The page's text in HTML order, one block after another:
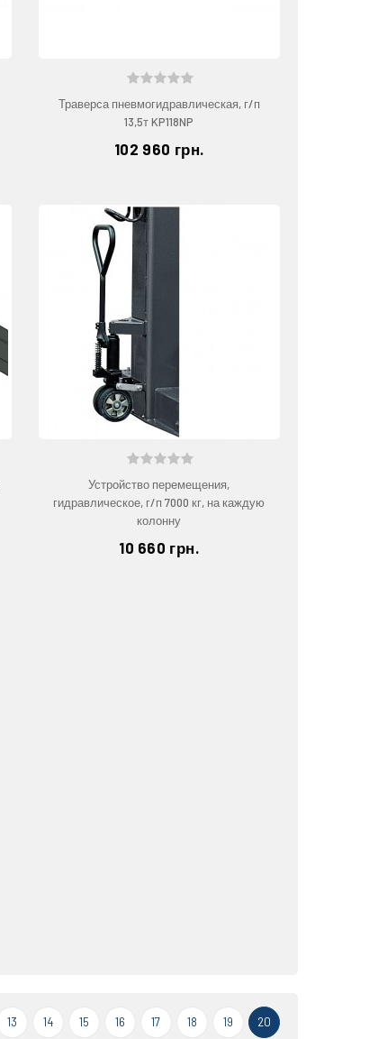
Траверса пневмогидравлическая, г/п
13,5т KP118NP
102 960 грн.
Устройство перемещения,
гидравлическое, г/п 7000 кг, на каждую
колонну
10 660 грн.
13 14 15 16 17 18 19 20